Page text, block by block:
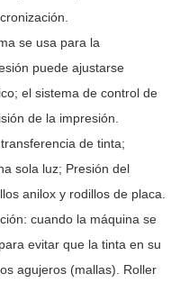
se usa para la
puede ajustarse
el sistema de control de
de la impresión.
de tinta;
sola luz; Presión del
anilox y rodillos de placa.
cuando la máquina se
evitar que la tinta en su
agujeros (mallas). Roller